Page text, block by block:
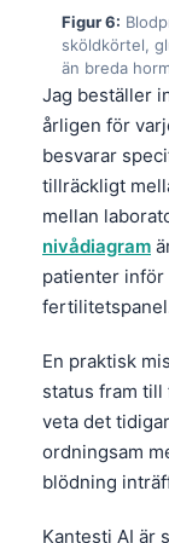
Figur 6:
sköldkörtel,
än breda
Jag beställer
årligen för
besvarar
tillräckligt
mellan
nivådiagram
patienter
En praktisk
status fram
veta det
ordningsam
blödning
Kantesti AI är
Русский
Lietuvių
Polski
한국어
বাংলা
اردو
తెలుగు
தமிழ்
ગુજરાતી
ಕನ್ನಡ